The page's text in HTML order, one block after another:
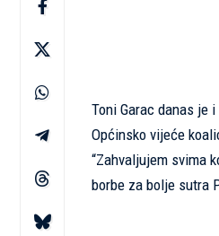
Toni Garac danas je
Općinsko vijeće
“Zahvaljujem svima
borbe za bolje sutra